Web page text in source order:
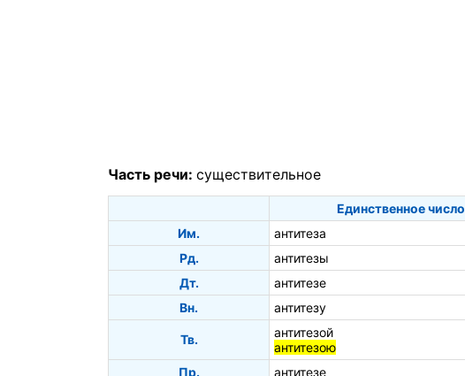
Часть речи: существительное
Единственное число
Им.
антитеза
Рд.
антитезы
Дт.
антитезе
Вн.
антитезу
Тв.
антитезой
антитезою
Пр. антитезе